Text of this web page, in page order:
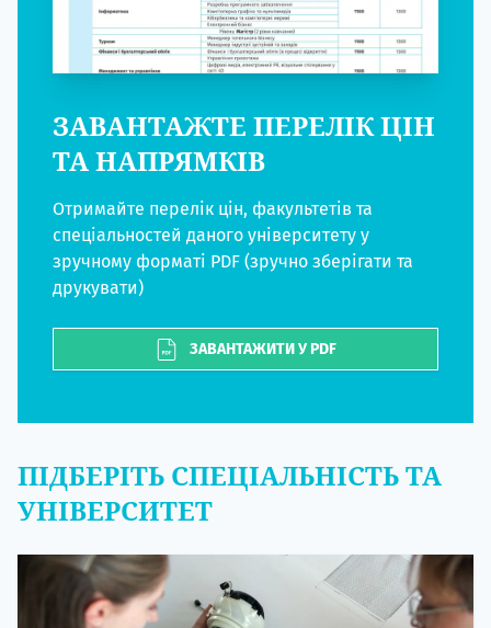
ЗАВАНТАЖТЕ ПЕРЕЛІК ЦІН
ТА НАПРЯМКІВ
Отримайте перелік цін, факультетів та
спеціальностей даного університету у
зручному форматі PDF (зручно зберігати та
друкувати)
ЗАВАНТАЖИТИ У PDF
ПІДБЕРІТЬ СПЕЦІАЛЬНІСТЬ ТА
УНІВЕРСИТЕТ